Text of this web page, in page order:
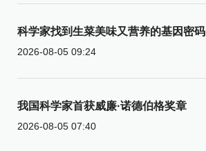
科学家找到生菜美味又营养的基因密码
2026-08-05 09:24
我国科学家首获威廉·诺德伯格奖章
2026-08-05 07:40